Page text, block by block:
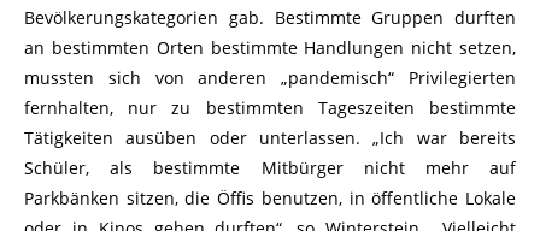
Bevölkerungskategorien gab. Bestimmte Gruppen durften
an bestimmten Orten bestimmte Handlungen nicht setzen,
mussten sich von anderen „pandemisch“ Privilegierten
fernhalten, nur zu bestimmten Tageszeiten bestimmte
Tätigkeiten ausüben oder unterlassen. „Ich war bereits
Schüler, als bestimmte Mitbürger nicht mehr auf
Parkbänken sitzen, die Öffis benutzen, in öffentliche Lokale